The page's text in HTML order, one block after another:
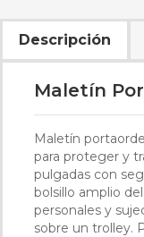
Descripción
Maletín
Maletín
para proteger y
pulgadas con
bolsillo amplio
personales y
sobre un trolley.